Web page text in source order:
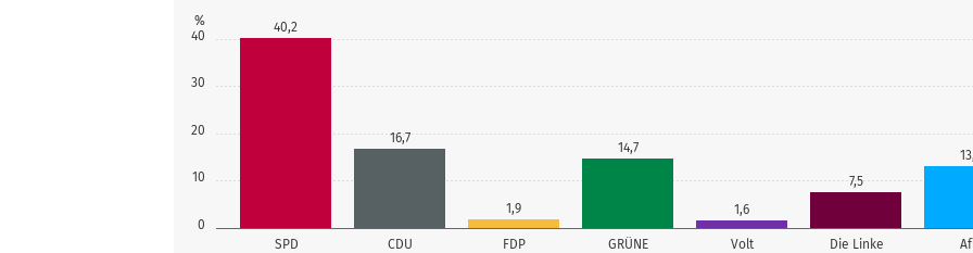
0
10
20
30
40
%
SPD CDU FDP GRÜNE Volt Die Linke
40,2
16,7
1,9
14,7
1,6
7,5